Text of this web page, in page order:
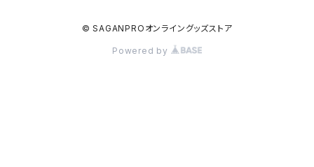
© SAGANPROオンライングッズストア
Powered by